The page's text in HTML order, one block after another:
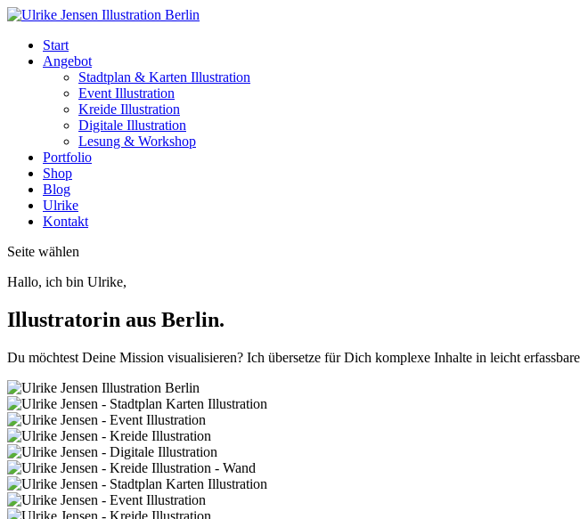
Start
Angebot
Stadtplan & Karten Illustration
Event Illustration
Kreide Illustration
Digitale Illustration
Lesung & Workshop
Portfolio
Shop
Blog
Ulrike
Kontakt
Seite wählen
Hallo, ich bin Ulrike,
Illustratorin aus Berlin.
Du möchtest Deine Mission visualisieren? Ich übersetze für Dich komplexe Inhalte in leicht